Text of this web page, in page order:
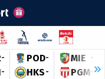
-
-
POD-
HKS-
MIE -
PGM-